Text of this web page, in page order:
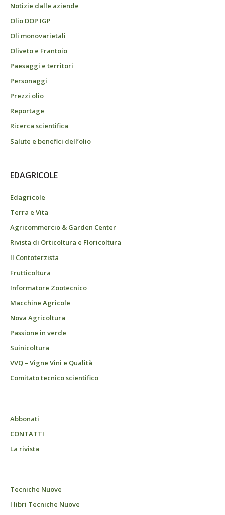
Notizie dalle aziende
Olio DOP IGP
Oli monovarietali
Oliveto e Frantoio
Paesaggi e territori
Personaggi
Prezzi olio
Reportage
Ricerca scientifica
Salute e benefici dell’olio
EDAGRICOLE
Edagricole
Terra e Vita
Agricommercio & Garden Center
Rivista di Orticoltura e Floricoltura
Il Contoterzista
Frutticoltura
Informatore Zootecnico
Macchine Agricole
Nova Agricoltura
Passione in verde
Suinicoltura
VVQ – Vigne Vini e Qualità
Comitato tecnico scientifico
Abbonati
CONTATTI
La rivista
Tecniche Nuove
I libri Tecniche Nuove